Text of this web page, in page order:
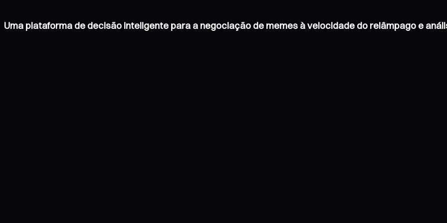
Uma plataforma de decisão inteligente para a negociação de memes à velocidade do relâmpago e